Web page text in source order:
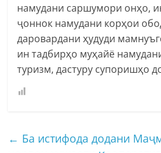
намудани саршумори онҳо,
ҷоннок намудани корҳои
даровардани ҳудуди
ин тадбирҳо муҳайё
туризм, дастуру супоришҳо
← Ба истифода додани